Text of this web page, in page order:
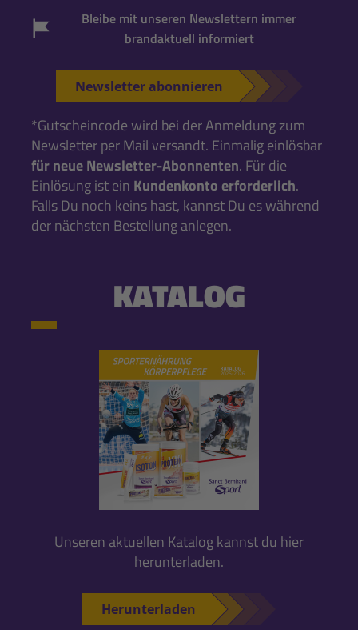
Bleibe mit unseren Newslettern immer
brandaktuell informiert
Newsletter abonnieren
*Gutscheincode wird bei der Anmeldung zum
Newsletter per Mail versandt. Einmalig einlösbar
für neue Newsletter-Abonnenten. Für die
Einlösung ist ein Kundenkonto erforderlich.
Falls Du noch keins hast, kannst Du es während
der nächsten Bestellung anlegen.
KATALOG
Unseren aktuellen Katalog kannst du hier
herunterladen.
Herunterladen